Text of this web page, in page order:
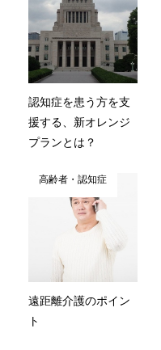
認知症を患う方を支
援する、新オレンジ
プランとは？
高齢者・認知症
遠距離介護のポイン
ト